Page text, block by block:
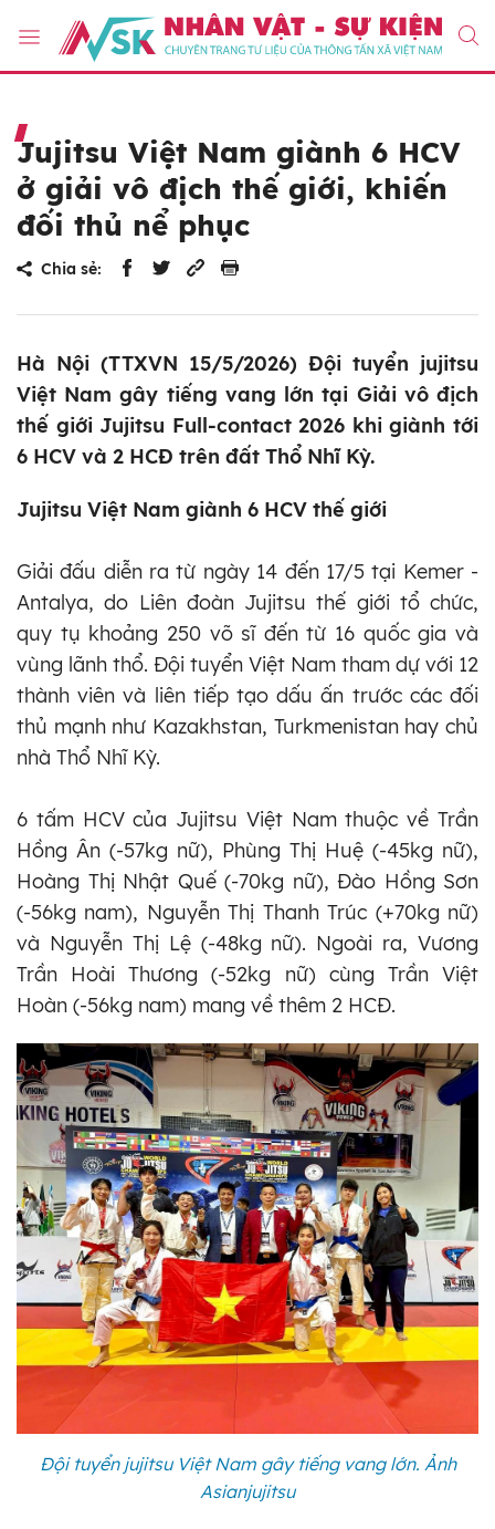
Jujitsu Việt Nam giành 6 HCV
ở giải vô địch thế giới, khiến
đối thủ nể phục
Chia sẻ:
Hà Nội (TTXVN 15/5/2026) Đội tuyển jujitsu
Việt Nam gây tiếng vang lớn tại Giải vô địch
thế giới Jujitsu Full-contact 2026 khi giành tới
6 HCV và 2 HCĐ trên đất Thổ Nhĩ Kỳ.
Jujitsu Việt Nam giành 6 HCV thế giới
Giải đấu diễn ra từ ngày 14 đến 17/5 tại Kemer -
Antalya, do Liên đoàn Jujitsu thế giới tổ chức,
quy tụ khoảng 250 võ sĩ đến từ 16 quốc gia và
vùng lãnh thổ. Đội tuyển Việt Nam tham dự với 12
thành viên và liên tiếp tạo dấu ấn trước các đối
thủ mạnh như Kazakhstan, Turkmenistan hay chủ
nhà Thổ Nhĩ Kỳ.
6 tấm HCV của Jujitsu Việt Nam thuộc về Trần
Hồng Ân (-57kg nữ), Phùng Thị Huệ (-45kg nữ),
Hoàng Thị Nhật Quế (-70kg nữ), Đào Hồng Sơn
(-56kg nam), Nguyễn Thị Thanh Trúc (+70kg nữ)
và Nguyễn Thị Lệ (-48kg nữ). Ngoài ra, Vương
Trần Hoài Thương (-52kg nữ) cùng Trần Việt
Hoàn (-56kg nam) mang về thêm 2 HCĐ.
Đội tuyển jujitsu Việt Nam gây tiếng vang lớn. Ảnh
Asianjujitsu